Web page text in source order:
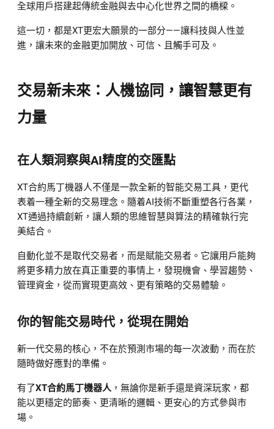
全球用戶搭建起傳統金融與去中心化世界之間的橋樑。
這一切，都是XT更宏大願景的一部分——讓科技與人性並
進，讓未來的金融更加開放、可信、且觸手可及。
交易新未來：人機協同，讓智慧更有
力量
在人類洞察與AI精度的交匯點
XT合約馬丁機器人不僅是一款全新的智能交易工具，更代
表着一種全新的交易理念。隨着AI技術不斷重塑各行各業，
XT通過持續創新，讓人類的思維智慧與算法的精確執行完
美結合。
自動化並不是取代交易者，而是賦能交易者。它讓用戶能夠
將更多精力放在真正重要的事情上，發現機會、學習趨勢、
管理資金，從而實現更高效、更有策略的交易體驗。
你的智能交易時代，從現在開始
新一代交易的核心，不在於預測市場的每一次波動，而在於
隨時做好應對的準備。
有了XT合約馬丁機器人，無論你是新手還是資深玩家，都
能以更穩定的節奏、更清晰的邏輯、更安心的方式參與市
場。